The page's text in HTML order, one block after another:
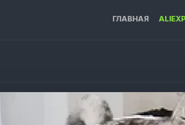
ГЛАВНАЯ
ДЛЯ